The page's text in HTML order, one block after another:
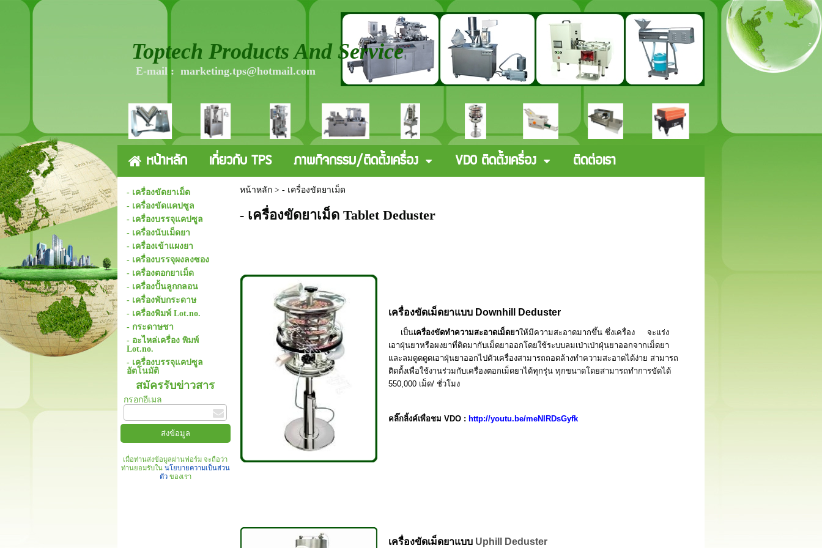
Toptech Products And Service
E-mail : marketing.tps@hotmail.com
หน้าหลัก เกี่ยวกับ TPS ภาพกิจกรรม/ติดตั้งเครื่อง VDO ติดตั้งเครื่อง ติดต่อเรา
- เครื่องขัดยาเม็ด
- เครื่องขัดแคปซูล
- เครื่องบรรจุแคปซูล
- เครื่องนับเม็ดยา
- เครื่องเข้าแผงยา
- เครื่องบรรจุผงลงซอง
- เครื่องตอกยาเม็ด
- เครื่องปั้นลูกกลอน
- เครื่องพับกระดาษ
- เครื่องพิมพ์ Lot.no.
- กระดาษชา
- อะไหล่เครื่อง พิมพ์
Lot.no.
- เครื่องบรรจุแคปซูล
อัตโนมัติ
สมัครรับข่าวสาร
กรอกอีเมล
เมื่อท่านส่งข้อมูลผ่านฟอร์ม จะถือว่า
ท่านยอมรับในนโยบายความเป็นส่วน
ตัว ของเรา
หน้าหลัก> - เครื่องขัดยาเม็ด
- เครื่องขัดยาเม็ด Tablet Deduster
เครื่องขัดเม็ดยาแบบ Downhill Deduster
เป็นเครื่องขัดทำความสะอาดเม็ดยาให้มีความสะอาดมากขึ้นซึ่งเครื่อง จะแร่ง
เอาฝุ่นยาหรือผงยาที่ติดมากับเม็ดยาออกโดยใช้ระบบลมเป่าเป่าฝุ่นยาออกจากเม็ดยา
และลมดูดดูดเอาฝุ่นยาออกไปตัวเครื่องสามารถถอดล้างทำความสะอาดได้ง่าย สามารถ
ติดตั้งเพื่อใช้งานร่วมกับเครื่องตอกเม็ดยาได้ทุกรุ่น ทุกขนาดโดยสามารถทำการขัดได้
550,000 เม็ด/ชั่วโมง
คลิ๊กลิ้งค์เพื่อชม VDO : http://youtu.be/meNIRDsGyfk
เครื่องขัดเม็ดยาแบบ Uphill Deduster